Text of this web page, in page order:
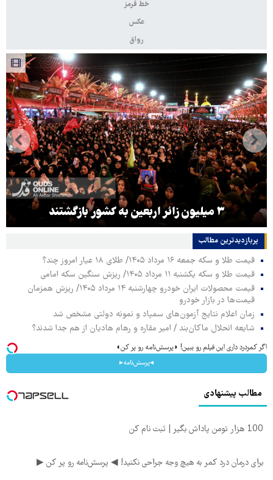
خط قرمز
عکس
رواق
۳ میلیون زائر اربعین به کشور بازگشتند
پربازدیدترین‌ مطالب
قیمت طلا و سکه جمعه ۱۶ مرداد ۱۴۰۵/ طلای ۱۸ عیار امروز چند؟
قیمت طلا و سکه یکشنبه ۱۱ مرداد ۱۴۰۵/ ریزش سنگین سکه امامی
قیمت محصولات ایران خودرو چهارشنبه ۱۴ مرداد ۱۴۰۵/ ریزش همزمان
قیمت‌ها در بازار خودرو
زمان اعلام نتایج آزمون‌های سمپاد و نمونه دولتی مشخص شد
شایعه انحلال ماکان‌بند / امیر مقاره و رهام هادیان از هم جدا شدند؟
اگر کمردرد داری این فیلم رو ببین! ◗پرسش‌نامه رو پر کن◖
◂پرسش‌نامه▸
مطالب پیشنهادی
100 هزار تومن پاداش بگیر | ثبت نام کن
برای درمان درد کمر به هیچ وجه جراحی نکنید! ◀ پرسش‌نامه رو پر کن ▶